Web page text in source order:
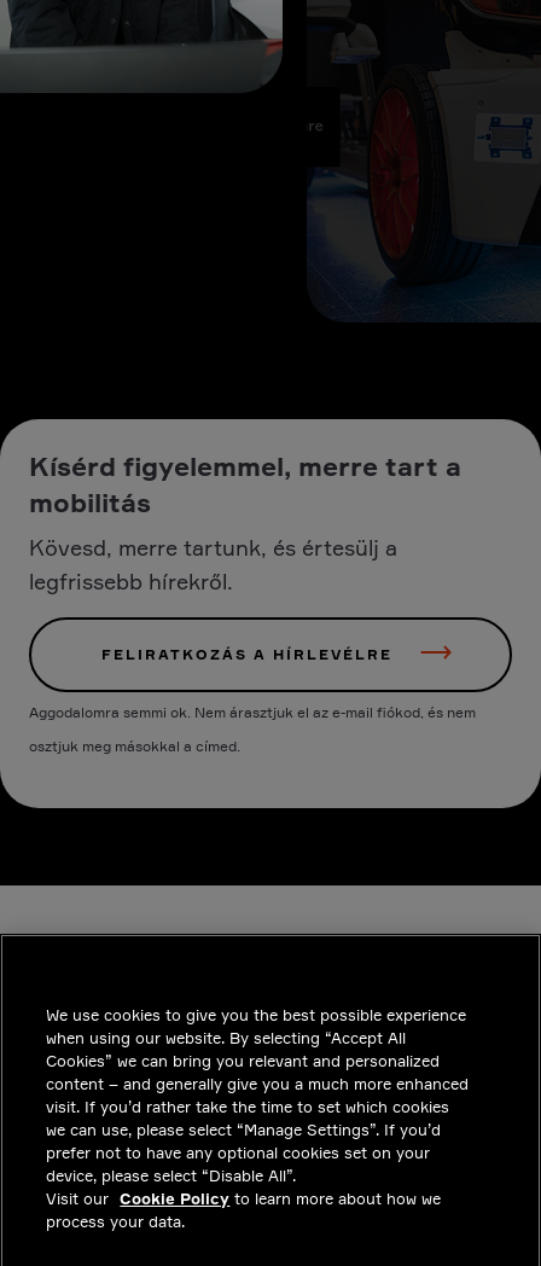
Kísérd figyelemmel, merre tart a
mobilitás
Kövesd, merre tartunk, és értesülj a
legfrissebb hírekről.
FELIRATKOZÁS A HÍRLEVÉLRE
Aggodalomra semmi ok. Nem árasztjuk el az e-mail fiókod, és nem
osztjuk meg másokkal a címed.
INDUSTRIES
INSIGHTS
MEGOLDÁSOK
KARRIER
BEFEKTETŐK
We use cookies to give you the best possible experience
when using our website. By selecting “Accept All
Cookies” we can bring you relevant and personalized
content – and generally give you a much more enhanced
visit. If you’d rather take the time to set which cookies
we can use, please select “Manage Settings”. If you’d
prefer not to have any optional cookies set on your
device, please select “Disable All”.
Visit our Cookie Policy to learn more about how we
process your data.